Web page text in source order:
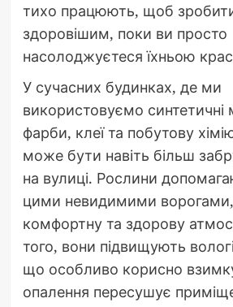
тихо працюють, щоб
здоровішим, поки ви просто
насолоджуєтеся їхньою
У сучасних будинках, де ми
використовуємо синтетичні
фарби, клеї та побутову
може бути навіть більш
на вулиці. Рослини
цими невидимими
комфортну та здорову
того, вони підвищують
що особливо корисно
опалення пересушує